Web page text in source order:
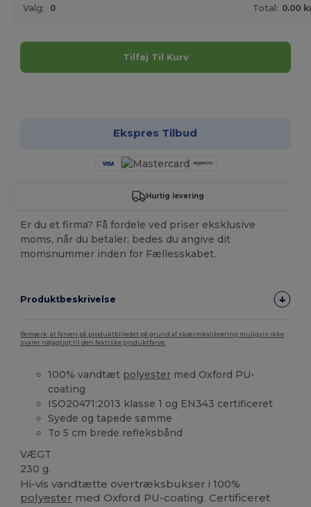
Valg: 0 Total: 0.00
Tilføj Til Kurv
Ekspres Tilbud
Hurtig levering
Er du et firma? Få fordele ved priser eksklusive
moms, når du betaler, bedes du angive dit
momsnummer inden for Fællesskabet.
Produktbeskrivelse
Bemærk, at farven på produktbilledet på grund af skærmkalibrering muligvis ikke
svarer nøjagtigt til den faktiske produktfarve.
100% vandtæt polyester med Oxford PU-
coating
ISO20471:2013 klasse 1 og EN343 certificeret
Syede og tapede sømme
To 5 cm brede refleksbånd
VÆGT
230 g.
Hi-vis vandtætte overtræksbukser i 100%
polyester med Oxford PU-coating. Certificeret